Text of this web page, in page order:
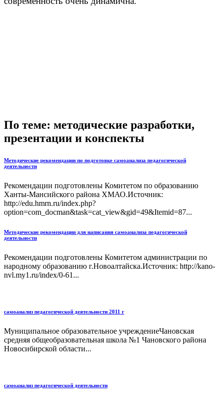
По теме: методические разработки,
презентации и конспекты
Методические рекомендации по подготовке самоанализа педагогической
деятельности
Рекомендации подготовлены Комитетом по образованию
Ханты-Мансийского района ХМАО.Источник:
http://edu.hmrn.ru/index.php?
option=com_docman&task=cat_view&gid=49&Itemid=87...
Методические рекомендации для написания самоанализа педагогической
деятельности
Рекомендации подготовлены Комитетом администрации по
народному образованию г.Новоалтайска.Источник: http://kano-
nvl.my1.ru/index/0-61...
самоанализ педагогической деятельности 2011 г
Муниципальное образовательное учреждениеЧановская
средняя общеобразовательная школа №1 Чановского района
Новосибирской области...
самоанализ педагогической деятельности